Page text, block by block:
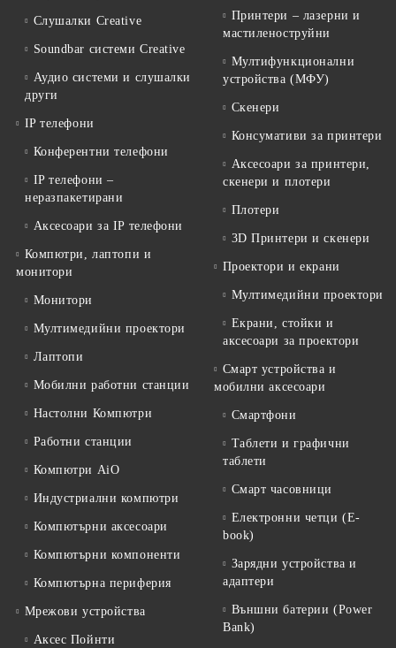
Слушалки Creative
Soundbar системи Creative
Аудио системи и слушалки
други
IP телефони
Конферентни телефони
IP телефони –
неразпакетирани
Аксесоари за IP телефони
Компютри, лаптопи и
монитори
Монитори
Мултимедийни проектори
Лаптопи
Мобилни работни станции
Настолни Компютри
Работни станции
Компютри AiO
Индустриални компютри
Компютърни аксесоари
Компютърни компоненти
Компютърна периферия
Мрежови устройства
Аксес Пойнти
Принтери – лазерни и
мастиленоструйни
Мултифункционални
устройства (МФУ)
Скенери
Консумативи за принтери
Аксесоари за принтери,
скенери и плотери
Плотери
3D Принтери и скенери
Проектори и екрани
Мултимедийни проектори
Екрани, стойки и
аксесоари за проектори
Смарт устройства и
мобилни аксесоари
Смартфони
Таблети и графични
таблети
Смарт часовници
Електронни четци (E-
book)
Зарядни устройства и
адаптери
Външни батерии (Power
Bank)